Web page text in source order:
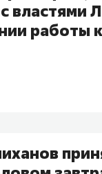
властями
работы